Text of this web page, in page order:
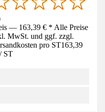
— 163,39 € * Alle Preise
MwSt. und ggf. zzgl.
pro ST163,39
/ ST